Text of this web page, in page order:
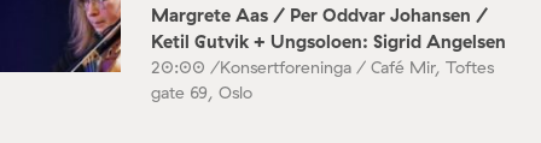
Margrete Aas / Per Oddvar Johansen /
Ketil Gutvik + Ungsoloen: Sigrid Angelsen
20:00 /Konsertforeninga / Café Mir, Toftes
gate 69, Oslo